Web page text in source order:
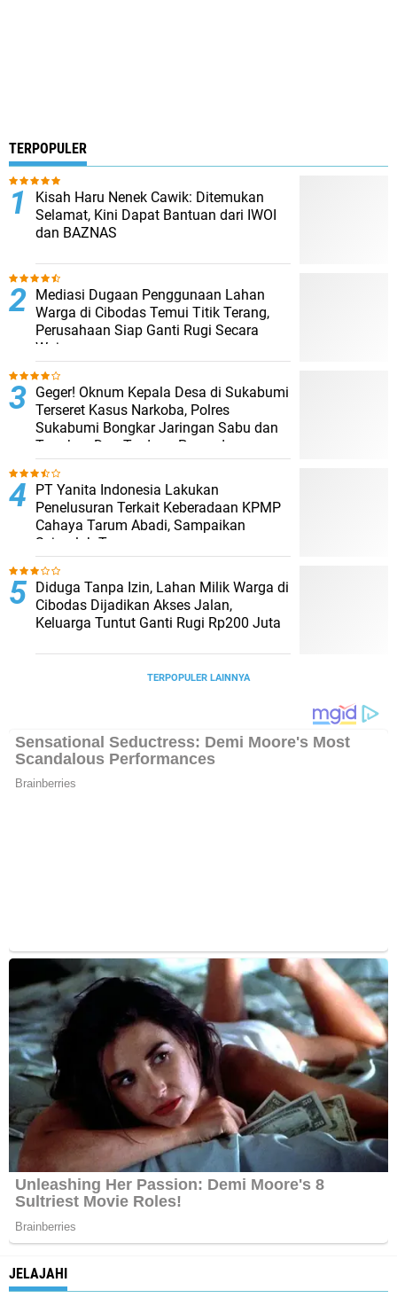
TERPOPULER
Kisah Haru Nenek Cawik: Ditemukan
Selamat, Kini Dapat Bantuan dari IWOI
dan BAZNAS
Mediasi Dugaan Penggunaan Lahan
Warga di Cibodas Temui Titik Terang,
Perusahaan Siap Ganti Rugi Secara
Wajar
Geger! Oknum Kepala Desa di Sukabumi
Terseret Kasus Narkoba, Polres
Sukabumi Bongkar Jaringan Sabu dan
Tangkap Dua Terduga Pengedar
PT Yanita Indonesia Lakukan
Penelusuran Terkait Keberadaan KPMP
Cahaya Tarum Abadi, Sampaikan
Sejumlah Temuan
Diduga Tanpa Izin, Lahan Milik Warga di
Cibodas Dijadikan Akses Jalan,
Keluarga Tuntut Ganti Rugi Rp200 Juta
TERPOPULER LAINNYA
JELAJAHI